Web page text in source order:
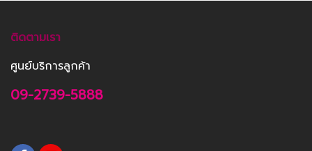
ติดตามเรา
ศูนย์บริการลูกค้า
09-2739-5888